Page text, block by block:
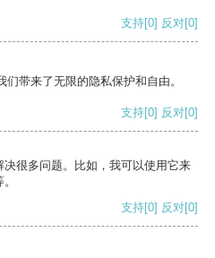
支持[0] 反对[0]
带来了无限的隐私保护和自由。
支持[0] 反对[0]
很多问题。比如，我可以使用它来
支持[0] 反对[0]